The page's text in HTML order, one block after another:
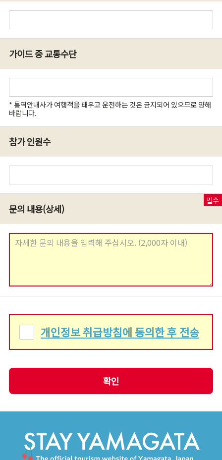
가이드 중 교통수단
* 통역안내사가 여행객을 태우고 운전하는 것은 금지되어 있으므로 양해
바랍니다.
참가 인원수
문의 내용(상세)
개인정보 취급방침에 동의한 후 전송
확인